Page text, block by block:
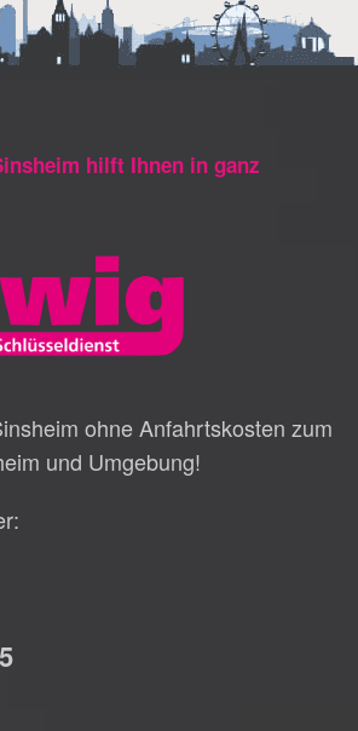
hilft Ihnen in ganz
ohne Anfahrtskosten zum
und Umgebung!